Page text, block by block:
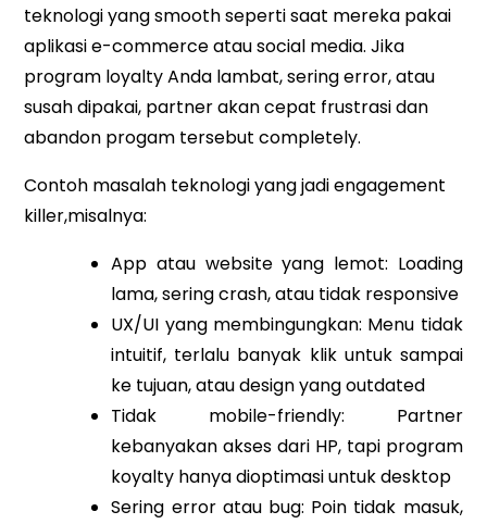
teknologi yang smooth seperti saat mereka pakai
aplikasi e-commerce atau social media. Jika
program loyalty Anda lambat, sering error, atau
susah dipakai, partner akan cepat frustrasi dan
abandon progam tersebut completely.
Contoh masalah teknologi yang jadi engagement
killer,misalnya:
App atau website yang lemot: Loading
lama, sering crash, atau tidak responsive
UX/UI yang membingungkan: Menu tidak
intuitif, terlalu banyak klik untuk sampai
ke tujuan, atau design yang outdated
Tidak mobile-friendly: Partner
kebanyakan akses dari HP, tapi program
koyalty hanya dioptimasi untuk desktop
Sering error atau bug: Poin tidak masuk,